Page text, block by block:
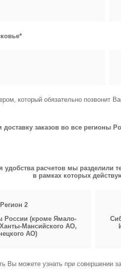
который обязательно позвонит
заказов во все регионы
удобства расчетов мы разделили
в рамках которых
Регион 2
России (кроме Ямало-
Мансийского АО,
АО)
Вы можете узнать при совершении